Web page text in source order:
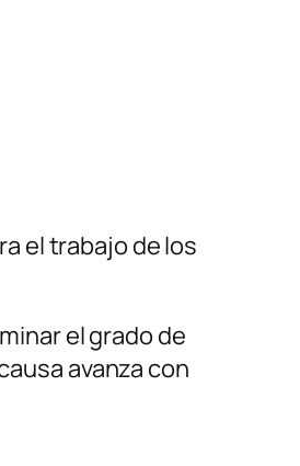
el trabajo de los
el grado de
avanza con